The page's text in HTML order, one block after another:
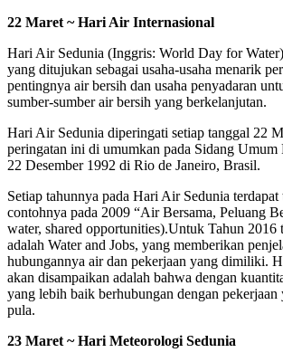
22 Maret ~ Hari Air Internasional
Hari Air Sedunia (Inggris: World Day for
yang ditujukan sebagai usaha-usaha menarik
pentingnya air bersih dan usaha penyadaran
sumber-sumber air bersih yang berkelanjutan.
Hari Air Sedunia diperingati setiap tanggal 22
peringatan ini di umumkan pada Sidang Umum
22 Desember 1992 di Rio de Janeiro, Brasil.
Setiap tahunnya pada Hari Air Sedunia terdapat
contohnya pada 2009 “Air Bersama, Peluang
water, shared opportunities).Untuk Tahun 2016
adalah Water and Jobs, yang memberikan
hubungannya air dan pekerjaan yang dimiliki.
akan disampaikan adalah bahwa dengan
yang lebih baik berhubungan dengan
pula.
23 Maret ~ Hari Meteorologi Sedunia